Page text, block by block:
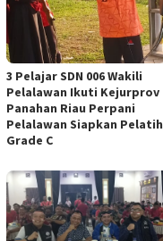
3 Pelajar SDN 006 Wakili
Pelalawan Ikuti Kejurprov
Panahan Riau Perpani
Pelalawan Siapkan Pelatih
Grade C